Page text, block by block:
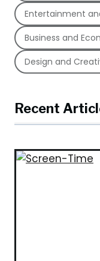
Entertainment
Business and
Design and
Recent